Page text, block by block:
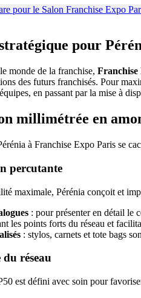
pour
monde de la franchise, Franchise
des futurs franchisés. Pour
en passant par la mise à
millimétrée en
à Franchise Expo Paris se
percutante
maximale, Pérénia conçoit et
: pour présenter en détail le
les points forts du réseau et
: stylos, carnets et tote bags
réseau
est défini avec soin pour